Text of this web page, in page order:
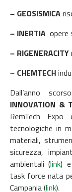
– GEOSISMICA
– INERTIA opere
– RIGENERACITY
– CHEMTECH
Dall’anno
INNOVATION &
RemTech
tecnologiche in
materiali,
sicurezza,
ambientali (link)
task force nata
Campania (link).